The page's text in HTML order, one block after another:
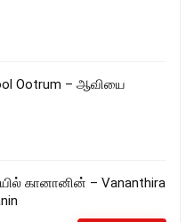
Ootrum – ஆவியை
கானானின் – Vananthira